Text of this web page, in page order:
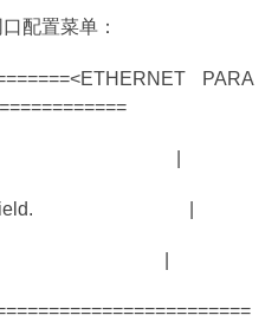
配置菜单：
PARA
field. |
field. |
Quit. |